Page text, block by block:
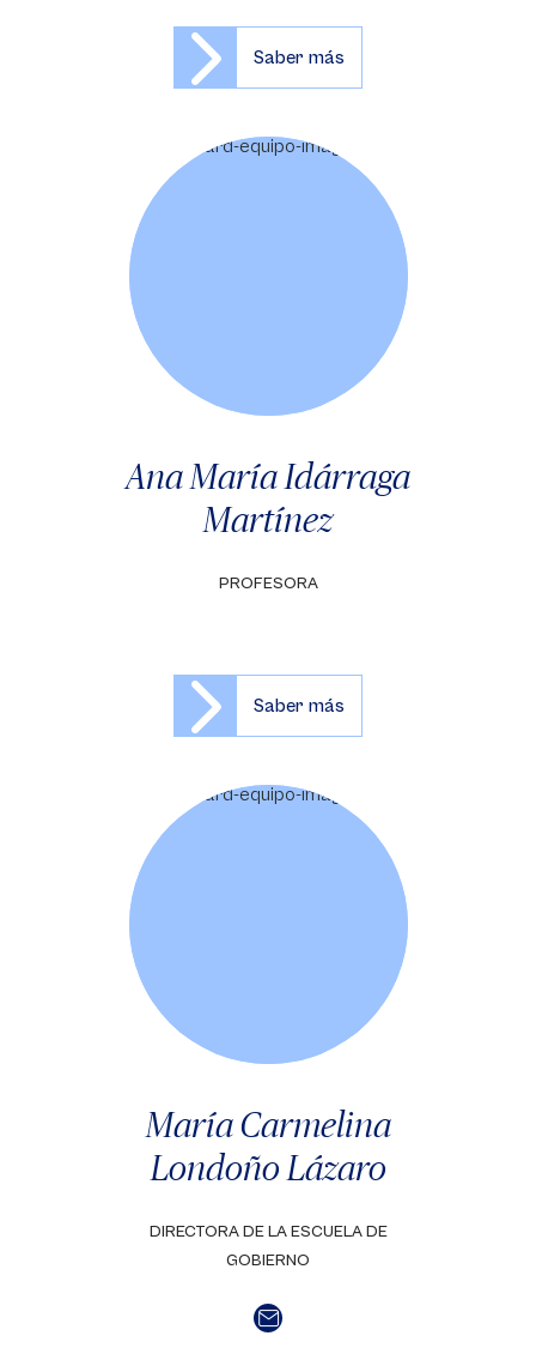
Saber más
Ana María Idárraga
Martínez
PROFESORA
Saber más
María Carmelina
Londoño Lázaro
DIRECTORA DE LA ESCUELA DE
GOBIERNO